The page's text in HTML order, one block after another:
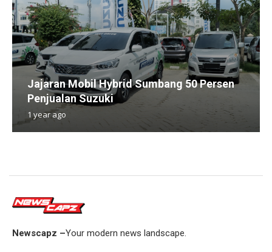
Jajaran Mobil Hybrid Sumbang 50 Persen
Penjualan Suzuki
1 year ago
Newscapz –Your modern news landscape.